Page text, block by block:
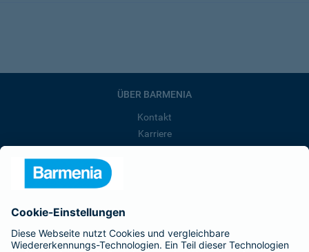
ÜBER BARMENIA
Kontakt
Karriere
Barmenia ist Teil der BarmeniaGothaer
BELIEBTE SEITEN